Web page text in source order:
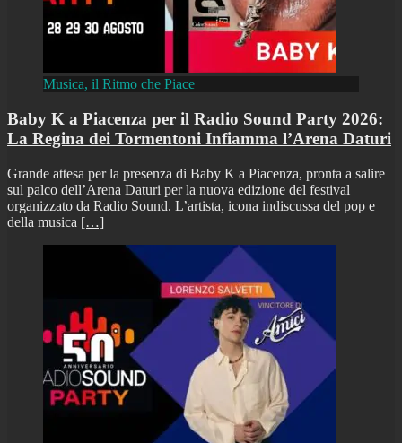
Musica, il Ritmo che Piace
Baby K a Piacenza per il Radio Sound Party 2026:
La Regina dei Tormentoni Infiamma l’Arena Daturi
Grande attesa per la presenza di Baby K a Piacenza, pronta a salire
sul palco dell’Arena Daturi per la nuova edizione del festival
organizzato da Radio Sound. L’artista, icona indiscussa del pop e
della musica […]